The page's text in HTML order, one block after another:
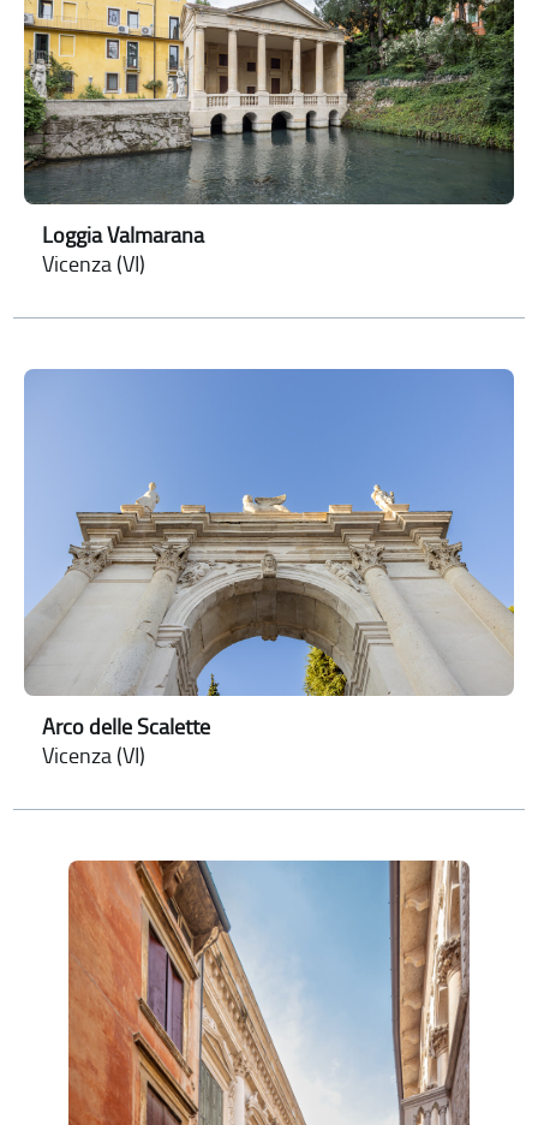
Loggia Valmarana
Vicenza (VI)
Arco delle Scalette
Vicenza (VI)